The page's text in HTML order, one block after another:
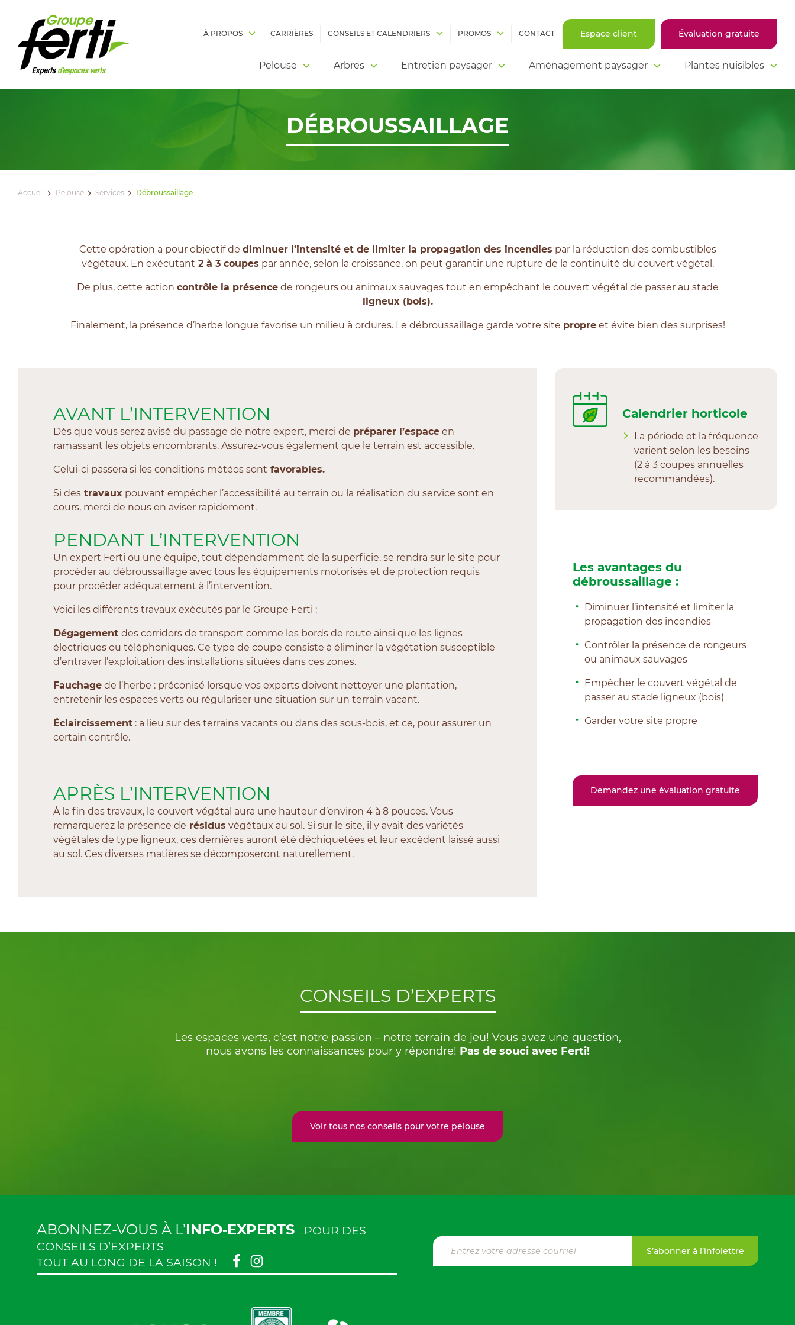
À PROPOS CARRIÈRES CONSEILS ET CALENDRIERS PROMOS CONTACT Espace client Évaluation gratuite
Pelouse Arbres Entretien paysager Aménagement paysager Plantes nuisibles
DÉBROUSSAILLAGE
Accueil Pelouse Services Débroussaillage
Cette opération a pour objectif de diminuer l’intensité et de limiter la propagation des incendies par la réduction des combustibles
végétaux. En exécutant 2 à 3 coupes par année, selon la croissance, on peut garantir une rupture de la continuité du couvert végétal.
De plus, cette action contrôle la présencede rongeurs ou animaux sauvages tout en empêchant le couvert végétal de passer au stade
ligneux (bois).
Finalement, la présence d’herbe longue favorise un milieu à ordures. Le débroussaillage garde votre site propreet évite bien des surprises!
AVANT L’INTERVENTION
Dès que vous serez avisé du passage de notre expert, merci de préparer l’espace en
ramassant les objets encombrants. Assurez-vous également que le terrain est accessible.
Celui-ci passera si les conditions météos sont favorables.
Si des travaux pouvant empêcher l’accessibilité au terrain ou la réalisation du service sont en
cours, merci de nous en aviser rapidement.
PENDANT L’INTERVENTION
Un expert Ferti ou une équipe, tout dépendamment de la superficie, se rendra sur le site pour
procéder au débroussaillage avec tous les équipements motorisés et de protection requis
pour procéder adéquatement à l’intervention.
Voici les différents travaux exécutés par le Groupe Ferti :
Dégagement des corridors de transport comme les bords de route ainsi que les lignes
électriques ou téléphoniques. Ce type de coupe consiste à éliminer la végétation susceptible
d’entraver l’exploitation des installations situées dans ces zones.
Fauchage de l’herbe : préconisé lorsque vos experts doivent nettoyer une plantation,
entretenir les espaces verts ou régulariser une situation sur un terrain vacant.
Éclaircissement : a lieu sur des terrains vacants ou dans des sous-bois, et ce, pour assurer un
certain contrôle.
APRÈS L’INTERVENTION
À la fin des travaux, le couvert végétal aura une hauteur d’environ 4 à 8 pouces. Vous
remarquerez la présence de résidus végétaux au sol. Si sur le site, il y avait des variétés
végétales de type ligneux, ces dernières auront été déchiquetées et leur excédent laissé aussi
au sol. Ces diverses matières se décomposeront naturellement.
Calendrier horticole
La période et la fréquence
varient selon les besoins
(2 à 3 coupes annuelles
recommandées).
Les avantages du
débroussaillage :
Diminuer l’intensité et limiter la
propagation des incendies
Contrôler la présence de rongeurs
ou animaux sauvages
Empêcher le couvert végétal de
passer au stade ligneux (bois)
Garder votre site propre
Demandez une évaluation gratuite
CONSEILS D’EXPERTS
Les espaces verts, c’est notre passion – notre terrain de jeu! Vous avez une question,
nous avons les connaissances pour y répondre! Pas de souci avec Ferti!
Voir tous nos conseils pour votre pelouse
ABONNEZ-VOUS À L’INFO‑EXPERTS
POUR DES
CONSEILS D’EXPERTS
TOUT AU LONG DE LA SAISON !
S’abonner à l’infolettre